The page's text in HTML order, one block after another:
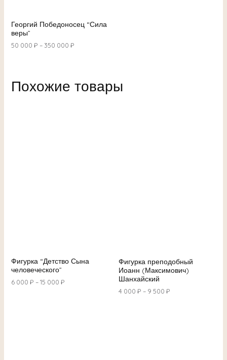
Георгий Победоносец “Сила
веры”
50 000 ₽ –350 000 ₽
Похожие товары
Фигурка “Детство Сына
человеческого”
6 000 ₽ –15 000 ₽
Фигурка преподобный
Иоанн (Максимович)
Шанхайский
4 000 ₽ – 9 500 ₽